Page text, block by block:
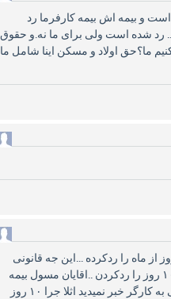
و بیمه اش بیمه کارفرما رد
شده است ولی برای ما نه.و حقوق
چیکار کنیم ما؟حق اولاد و مسکن اینا شامل ما
۹ ساله کارگرهتلم ..ماه کامل هم کارکردم حالا فهمیدم ۱۰ روز از ماه را ردکرده ...این جه قانونی
بازرس میاد میبینی هتل میپرسه از روز اول یک ماه کارمیکنم جرا ۱۰ روز را ردکردن ..اقایان مسول بیمه
من که زورم به صاحبکارنمیرسه شما که میتونید جرا ۱۰ روز براجی به کارگر خبر نمیدید اثلا جرا ۱۰ روز